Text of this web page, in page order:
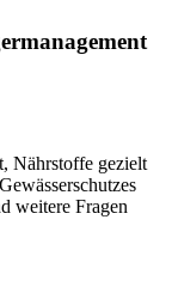
Nährstoffe gezielt
weitere Fragen